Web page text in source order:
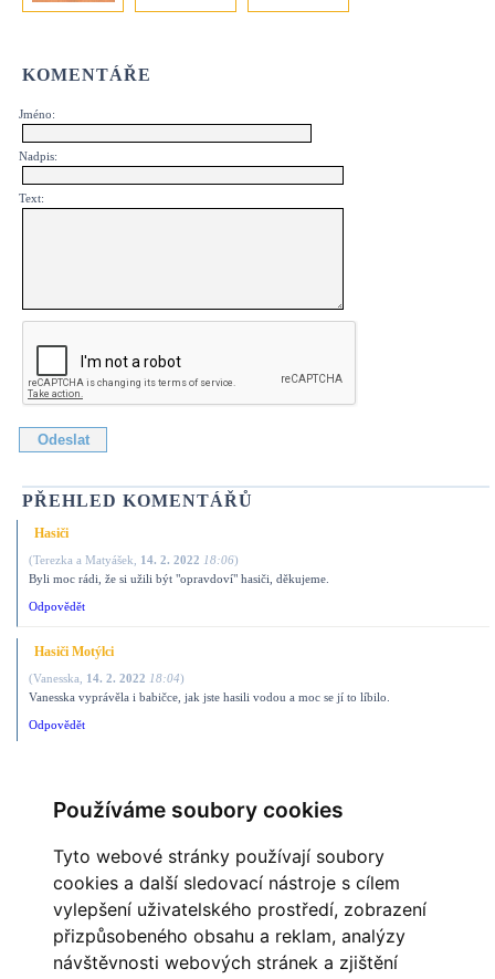
Používáme soubory cookies
Tyto webové stránky používají soubory
cookies a další sledovací nástroje s cílem
vylepšení uživatelského prostředí, zobrazení
přizpůsobeného obsahu a reklam, analýzy
návštěvnosti webových stránek a zjištění
KOMENTÁŘE
Jméno:
Nadpis:
Text:
PŘEHLED KOMENTÁŘŮ
Hasiči
(Terezka a Matyášek 14. 2. 2022 18:06)
Byli moc rádi, že si užili být "opravdoví" hasiči, děkujeme.
Odpovědět
Hasiči Motýlci
(Vanesska 14. 2. 2022 18:04)
Vanesska vyprávěla i babičce, jak jste hasili vodou a moc se jí to líbilo.
Odpovědět
Lucka byla nadšená, prý se dělaly fotky a natáčeli jste se a hasily děti oheň a běhaly.
OBLÍBENÉ ODKAZY
MĚSTO HAVÍŘOV